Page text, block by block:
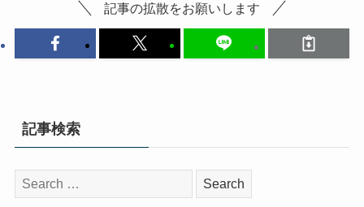
記事の拡散をお願いします
記事検索
検
索: